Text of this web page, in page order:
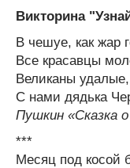
Викторина
В чешуе, как жар
Все красавцы
Великаны удалые,
С нами дядька
Пушкин «Сказка
***
Месяц под косой